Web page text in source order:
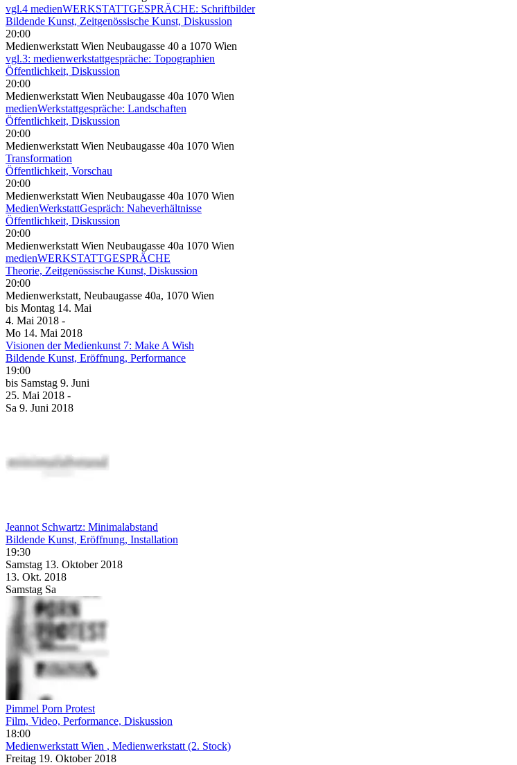
vgl.4 medienWERKSTATTGESPRÄCHE: Schriftbilder
Bildende Kunst, Zeitgenössische Kunst, Diskussion
20:00
Medienwerkstatt Wien Neubaugasse 40 a 1070 Wien
vgl.3: medienwerkstattgespräche: Topographien
Öffentlichkeit, Diskussion
20:00
Medienwerkstatt Wien Neubaugasse 40a 1070 Wien
medienWerkstattgespräche: Landschaften
Öffentlichkeit, Diskussion
20:00
Medienwerkstatt Wien Neubaugasse 40a 1070 Wien
Transformation
Öffentlichkeit, Vorschau
20:00
Medienwerkstatt Wien Neubaugasse 40a 1070 Wien
MedienWerkstattGespräch: Naheverhältnisse
Öffentlichkeit, Diskussion
20:00
Medienwerkstatt Wien Neubaugasse 40a 1070 Wien
medienWERKSTATTGESPRÄCHE
Theorie, Zeitgenössische Kunst, Diskussion
20:00
Medienwerkstatt, Neubaugasse 40a, 1070 Wien
bis Montag 14. Mai
4. Mai 2018 -
Mo 14. Mai 2018
Visionen der Medienkunst 7: Make A Wish
Bildende Kunst, Eröffnung, Performance
19:00
bis Samstag 9. Juni
25. Mai 2018 -
Sa 9. Juni 2018
Jeannot Schwartz: Minimalabstand
Bildende Kunst, Eröffnung, Installation
19:30
Samstag 13. Oktober 2018
13. Okt. 2018
Samstag Sa
Pimmel Porn Protest
Film, Video, Performance, Diskussion
18:00
Medienwerkstatt Wien , Medienwerkstatt (2. Stock)
Freitag 19. Oktober 2018